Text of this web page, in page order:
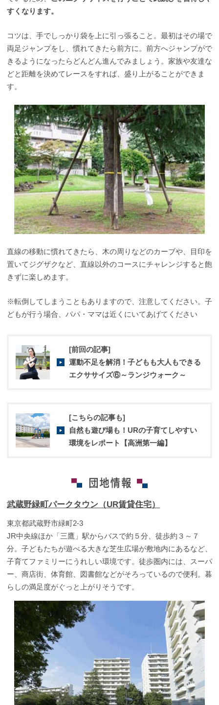
すくなります。
コツは、手でしっかり袋を上に引っ張ること。最初はその場で
両足ジャンプをし、慣れてきたら前方に。前方へジャンプがで
きるようになったらどんどん進んでみましょう。家族や友達な
どと距離を決めてレースをすれば、盛り上がることができま
す。
直線の移動に慣れてきたら、木の周りなどのカーブや、目印を
置いてジグザクなど、直線以外のコースにチャレンジすると飽
きずに楽しめます。
※転倒してしまうこともありますので、注意してください。子
どもが行う場合、パパ・ママは近くにいてあげてください
[前回の記事]
運動不足を解消！子どもも大人もできる
エクササイズ⑥～ランジウォーク～
[こちらの記事も]
自然も遊び場も！URの子育てしやすい
環境をレポート【高洲第一編】
武蔵野緑町パークタウン（UR賃貸住宅）
東京都武蔵野市緑町2-3
JR中央線ほか「三鷹」駅からバスで約５分、徒歩約３～７
分。子どもたちが遊べる大きな芝生広場が敷地内にあるなど、
子育てファミリーにうれしい環境です。徒歩圏内には、スーパ
ー、商店街、体育館、図書館などがそろっているので便利。暮
らしの満足度がぐっと上がりそうです。